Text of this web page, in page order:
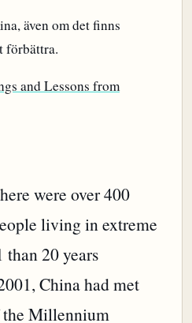
även om det finns
förbättra.
and Lessons from
were over 400
living in extreme
20 years
China had met
the Millennium